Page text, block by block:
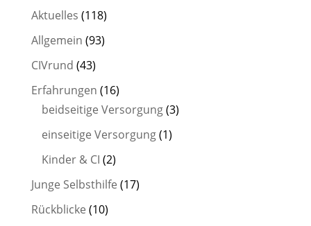
Aktuelles (118)
Allgemein (93)
CIVrund (43)
Erfahrungen (16)
beidseitige Versorgung(3)
einseitige Versorgung(1)
Kinder & CI (2)
Junge Selbsthilfe (17)
Rückblicke (10)